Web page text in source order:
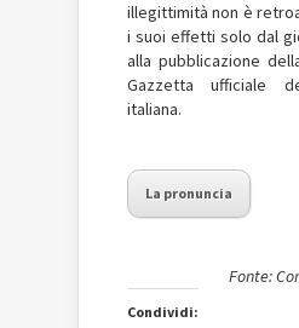
illegittimità non è
i suoi effetti solo dal
alla pubblicazione
Gazzetta ufficiale
italiana.
La pronuncia
Fonte:
Condividi: